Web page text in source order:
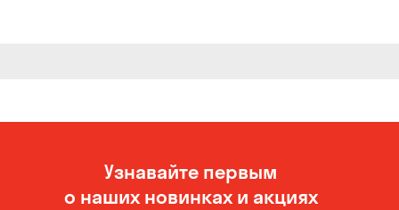
Узнавайте первым
о наших новинках и акциях